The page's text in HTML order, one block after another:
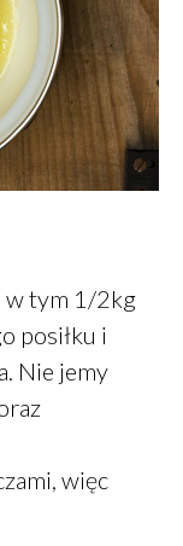
wariant 2A
oszczędzać
w tym 1/2kg
posiłku i
Nie jemy
więc